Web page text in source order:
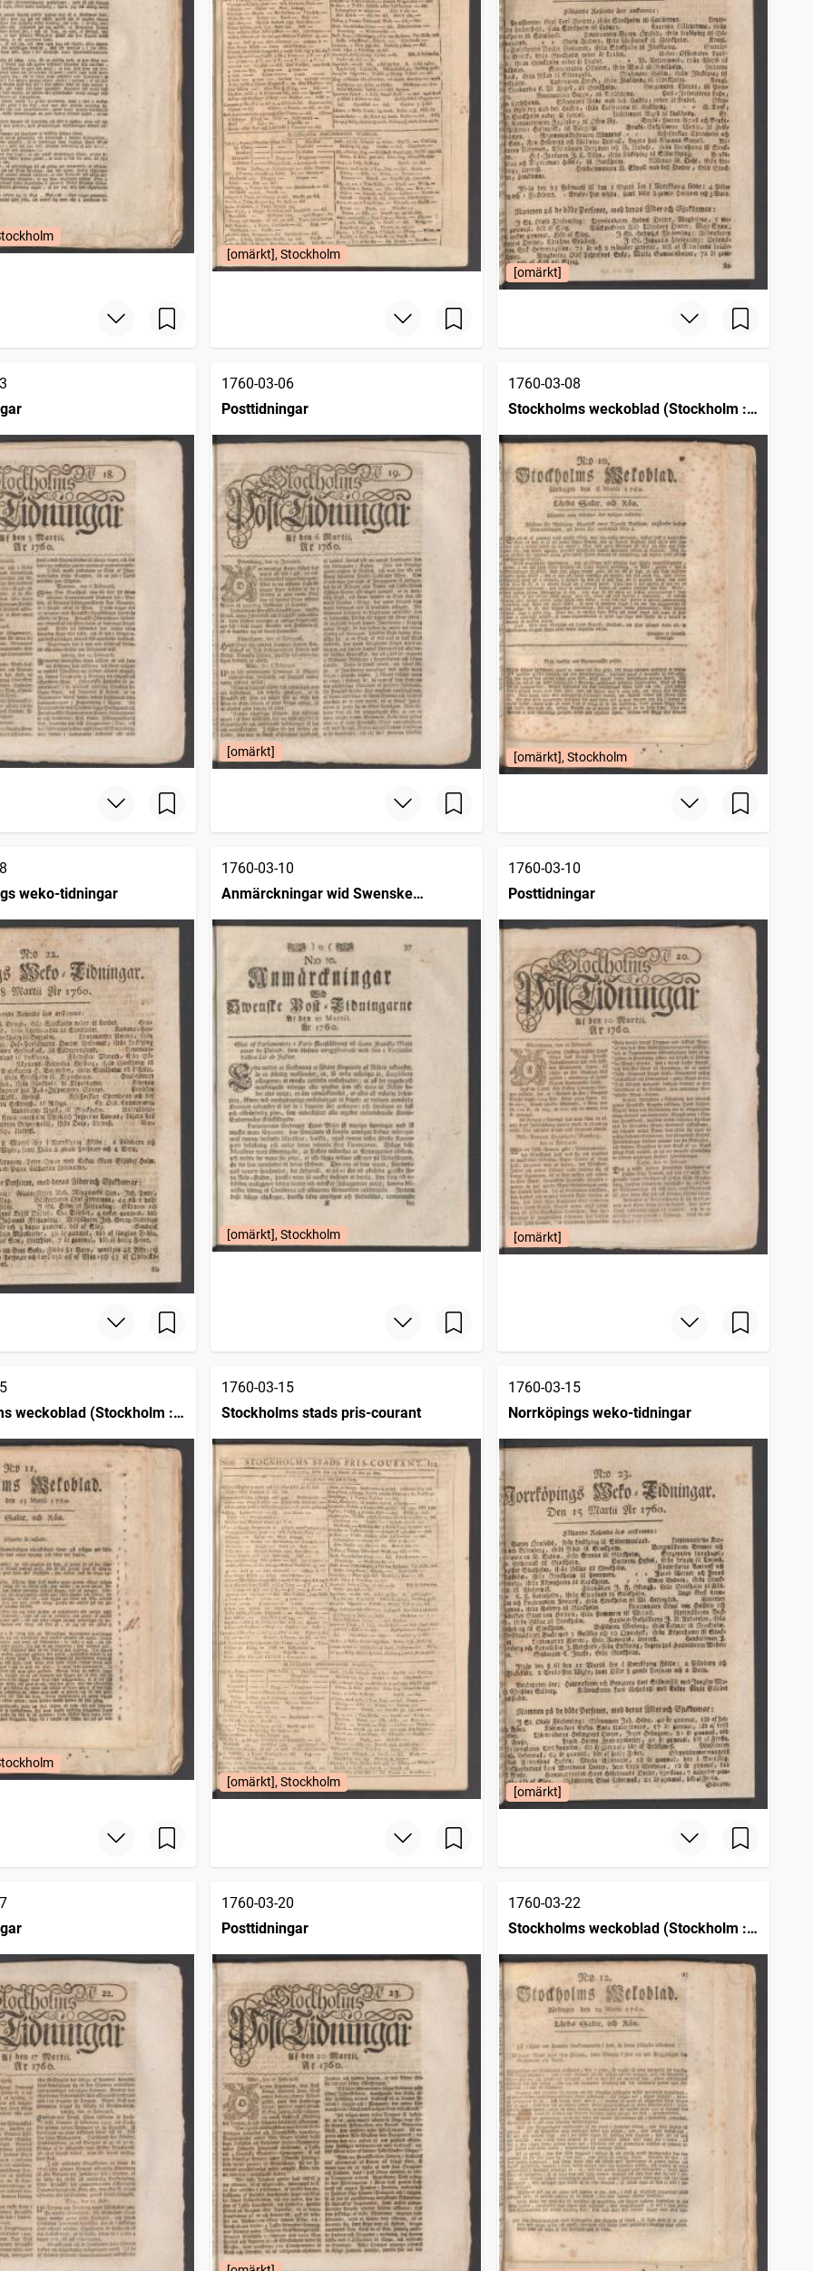
[omärkt], Stockholm
[omärkt]
1760-03-06
Posttidningar
[omärkt]
1760-03-08
Stockholms weckoblad (Stockholm :
1745)
[omärkt], Stockholm
weko-tidningar
1760-03-10
Anmärckningar wid Swenske
posttidningarne
[omärkt], Stockholm
1760-03-10
Posttidningar
[omärkt]
weckoblad (Stockholm :
1760-03-15
Stockholms stads pris-courant
[omärkt], Stockholm
1760-03-15
Norrköpings weko-tidningar
[omärkt]
1760-03-20
Posttidningar
1760-03-22
Stockholms weckoblad (Stockholm :